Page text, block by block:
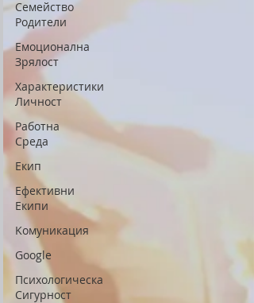
Семейство
Родители
Емоционална
Зрялост
Характеристики
Личност
Работна
Среда
Екип
Eфективни
Eкипи
Kомуникация
Google
Психологическа
Сигурност